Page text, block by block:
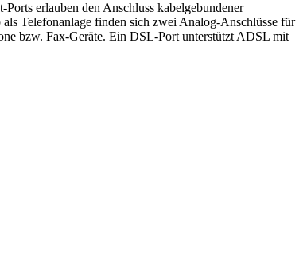
erlauben den Anschluss kabelgebundener
Telefonanlage finden sich zwei Analog-Anschlüsse für
bzw. Fax-Geräte. Ein DSL-Port unterstützt ADSL mit